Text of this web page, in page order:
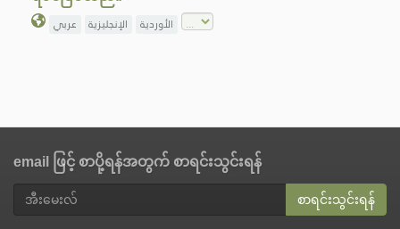
عربي الإنجليزية الأوردية
email ဖြင့် စာပို့ရန်အတွက် စာရင်းသွင်းရန်
စာရင်းသွင်းရန်